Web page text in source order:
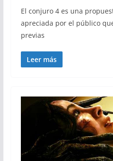
El conjuro 4 es una
apreciada por el público
previas
Leer más